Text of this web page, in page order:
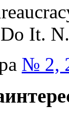
It.
№ 2,